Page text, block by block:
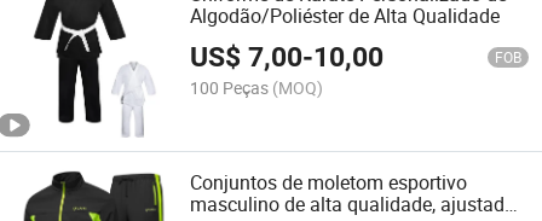
Algodão/Poliéster de Alta Qualidade
US$7,00-10,00 FOB
100 Peças (MOQ)
Conjuntos de moletom esportivo
masculino de alta qualidade, ajustados